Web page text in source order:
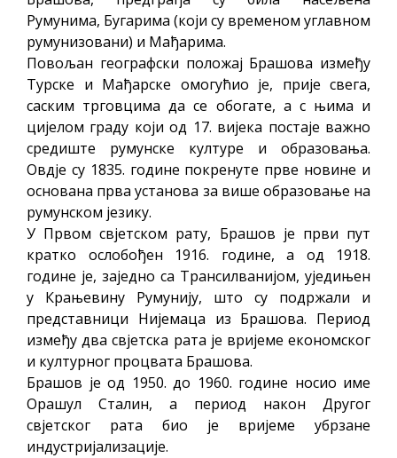
Румунима, Бугарима (који су временом углавном
румунизовани) и Мађарима.
Повољан географски положај Брашова између
Турске и Мађарске омогућио је, прије свега,
саским трговцима да се обогате, а с њима и
цијелом граду који од 17. вијека постаје важно
средиште румунске културе и образовања.
Овдје су 1835. године покренуте прве новине и
основана прва установа за више образовање на
румунском језику.
У Првом свјетском рату, Брашов је први пут
кратко ослобођен 1916. године, а од 1918.
године је, заједно са Трансилванијом, уједињен
у Крањевину Румунију, што су подржали и
представници Нијемаца из Брашова. Период
између два свјетска рата је вријеме економског
и културног процвата Брашова.
Брашов је од 1950. до 1960. године носио име
Орашул Сталин, а период након Другог
свјетског рата био је вријеме убрзане
индустријализације.